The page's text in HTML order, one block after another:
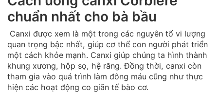
chuẩn nhất cho bà bầu
Canxi được xem là một trong các nguyên tố vi lượng
quan trọng bậc nhất, giúp cơ thể con người phát triển
một cách khỏe mạnh. Canxi giúp chúng ta hình thành
khung xương, hộp sọ, hệ răng. Đồng thời, canxi còn
tham gia vào quá trình làm đông máu cũng như thực
hiện các hoạt động co giãn tế bào cơ.